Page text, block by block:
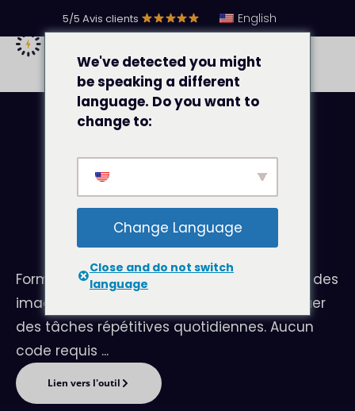
5/5 Avis clients English
#Automatisation
Levity
Formez votre propre IA sur des documents, des
images ou des données texte pour effectuer
des tâches répétitives quotidiennes. Aucun
code requis ...
Lien vers l'outil
We've detected you might
be speaking a different
language. Do you want to
change to:
Change Language
Close and do not switch
language